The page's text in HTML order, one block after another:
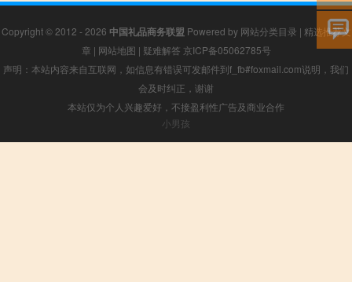
Copyright © 2012 - 2026 中国礼品商务联盟 Powered by 网站分类目录 | 精选推荐文
章 | 网站地图 | 疑难解答 京ICP备05062785号
声明：本站内容来自互联网，如信息有错误可发邮件到f_fb#foxmail.com说明，我们
会及时纠正，谢谢
本站仅为个人兴趣爱好，不接盈利性广告及商业合作
小男孩